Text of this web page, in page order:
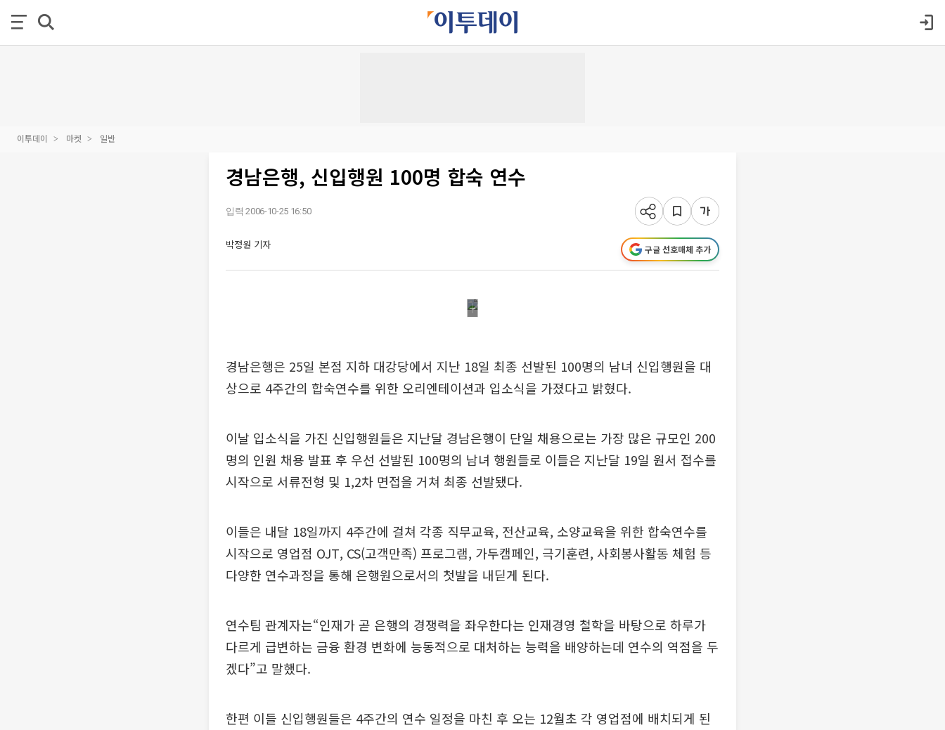
이투데이 마켓 일반
경남은행, 신입행원 100명 합숙 연수
입력 2006-10-25 16:50
박정원 기자 구글 선호매체 추가
경남은행은 25일 본점 지하 대강당에서 지난 18일 최종 선발된 100명의 남녀 신입행원을 대
상으로 4주간의 합숙연수를 위한 오리엔테이션과 입소식을 가졌다고 밝혔다.
이날 입소식을 가진 신입행원들은 지난달 경남은행이 단일 채용으로는 가장 많은 규모인 200
명의 인원 채용 발표 후 우선 선발된 100명의 남녀 행원들로 이들은 지난달 19일 원서 접수를
시작으로 서류전형 및 1,2차 면접을 거쳐 최종 선발됐다.
이들은 내달 18일까지 4주간에 걸쳐 각종 직무교육, 전산교육, 소양교육을 위한 합숙연수를
시작으로 영업점 OJT, CS(고객만족) 프로그램, 가두캠페인, 극기훈련, 사회봉사활동 체험 등
다양한 연수과정을 통해 은행원으로서의 첫발을 내딛게 된다.
연수팀 관계자는“인재가 곧 은행의 경쟁력을 좌우한다는 인재경영 철학을 바탕으로 하루가
다르게 급변하는 금융 환경 변화에 능동적으로 대처하는 능력을 배양하는데 연수의 역점을 두
겠다”고 말했다.
한편 이들 신입행원들은 4주간의 연수 일정을 마친 후 오는 12월초 각 영업점에 배치되게 된